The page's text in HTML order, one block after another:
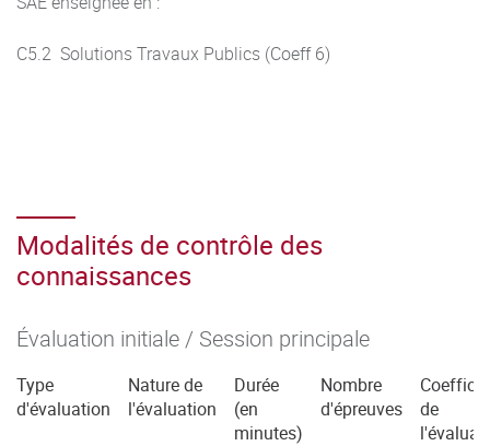
C5.2 Solutions Travaux Publics (Coeff 6)
Modalités de contrôle des
connaissances
Évaluation initiale / Session principale
Type
d'évaluation
Nature de
l'évaluation
Durée
(en
minutes)
Nombre
d'épreuves
de